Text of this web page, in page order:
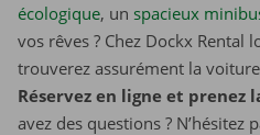
écologique, un spacieux
vos rêves ? Chez Dockx Rental
trouverez assurément la
Réservez en ligne et prenez
avez des questions ? N’hésitez